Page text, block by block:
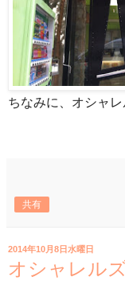
ちなみに、オシャ
共有
2014年10月8日水曜日
オシャレル